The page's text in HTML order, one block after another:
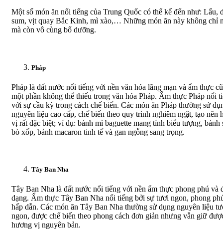
Một số món ăn nổi tiếng của Trung Quốc có thể kể đến như: Lẩu,
sum, vịt quay Bắc Kinh, mì xào,… Những món ăn này không chỉ
mà còn vô cùng bổ dưỡng.
Pháp
Pháp là đất nước nổi tiếng với nền văn hóa lãng mạn và ẩm thực
một phần không thể thiếu trong văn hóa Pháp. Ẩm thực Pháp nổi
với sự cầu kỳ trong cách chế biến. Các món ăn Pháp thường sử
nguyên liệu cao cấp, chế biến theo quy trình nghiêm ngặt, tạo nên
vị rất đặc biệt; ví dụ: bánh mì baguette mang tính biểu tượng, bánh
bò xốp, bánh macaron tinh tế và gan ngỗng sang trọng.
Tây Ban Nha
Tây Ban Nha là đất nước nổi tiếng với nền ẩm thực phong phú và
dạng. Ẩm thực Tây Ban Nha nổi tiếng bởi sự tươi ngon, phong
hấp dẫn. Các món ăn Tây Ban Nha thường sử dụng nguyên liệu
ngon, được chế biến theo phong cách đơn giản nhưng vẫn giữ
hương vị nguyên bản.